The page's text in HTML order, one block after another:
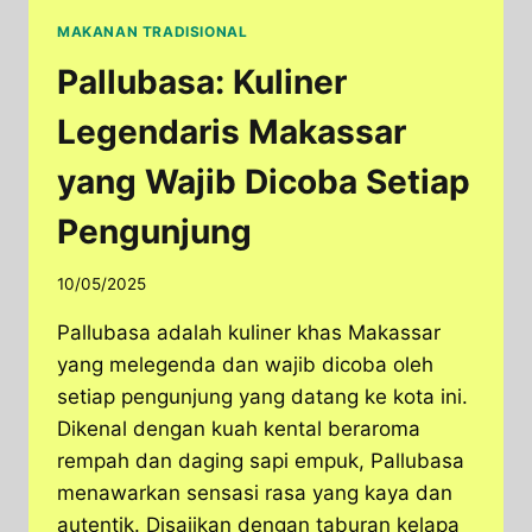
MAKANAN TRADISIONAL
Pallubasa: Kuliner
Legendaris Makassar
yang Wajib Dicoba Setiap
Pengunjung
10/05/2025
Pallubasa adalah kuliner khas Makassar
yang melegenda dan wajib dicoba oleh
setiap pengunjung yang datang ke kota ini.
Dikenal dengan kuah kental beraroma
rempah dan daging sapi empuk, Pallubasa
menawarkan sensasi rasa yang kaya dan
autentik. Disajikan dengan taburan kelapa